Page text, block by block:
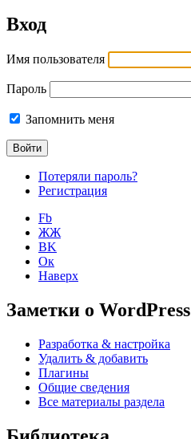
Вход
Имя пользователя
Пароль
Запомнить меня
Потеряли пароль?
Регистрация
Fb
ЖЖ
ВK
Ок
Наверх
Заметки о WordPress
Разработка & настройка
Удалить & добавить
Плагины
Общие сведения
Все материалы раздела